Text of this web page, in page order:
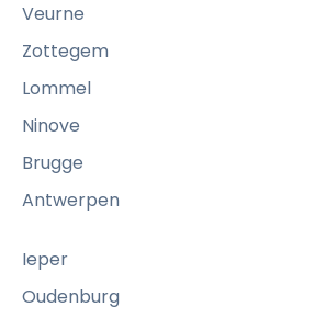
Veurne
Zottegem
Lommel
Ninove
Brugge
Antwerpen
Ieper
Oudenburg